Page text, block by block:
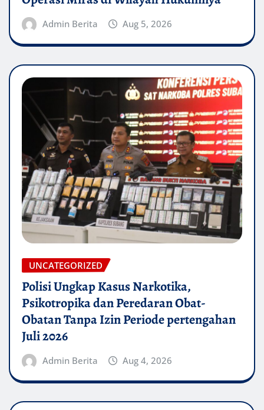
Admin Berita Aug 5, 2026
UNCATEGORIZED
Polisi Ungkap Kasus Narkotika,
Psikotropika dan Peredaran Obat-
Obatan Tanpa Izin Periode pertengahan
Juli 2026
Admin Berita Aug 4, 2026